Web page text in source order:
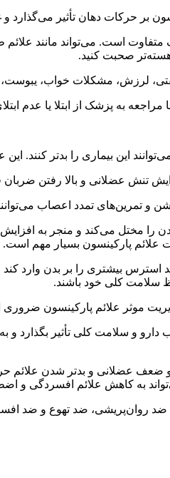
بر حرکات دهان تأثیر
است. می‌تواند مانند
صحبت کنید.
لرزش، مشکلات خواب، یبوست،
به پزشک از ابتلا یا عدم
این بیماری را بدتر کنند. این
و تمرین‌های تمدد اعصاب
را مختل می‌کند و منجر به
علائم پارکینسون بسیار مهم است.
استرس بیشتری را بر بدن وارد
سلامت کلی خود باشند.
دارو و سلامت کلی تأثیر بگذارد
و ضعف عضلانی و بدتر شدن
به کاهش علائم افسردگی و